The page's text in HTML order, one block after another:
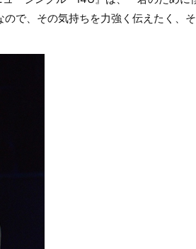
で、その気持ちを力強く伝えたく、そ